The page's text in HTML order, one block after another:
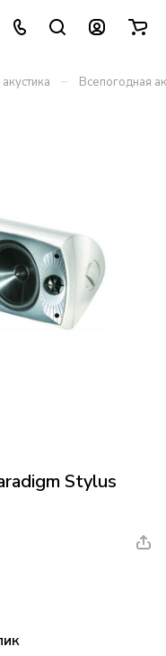
– Всепогодная
Stylus